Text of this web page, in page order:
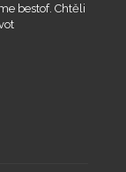
bestof. Chtěli